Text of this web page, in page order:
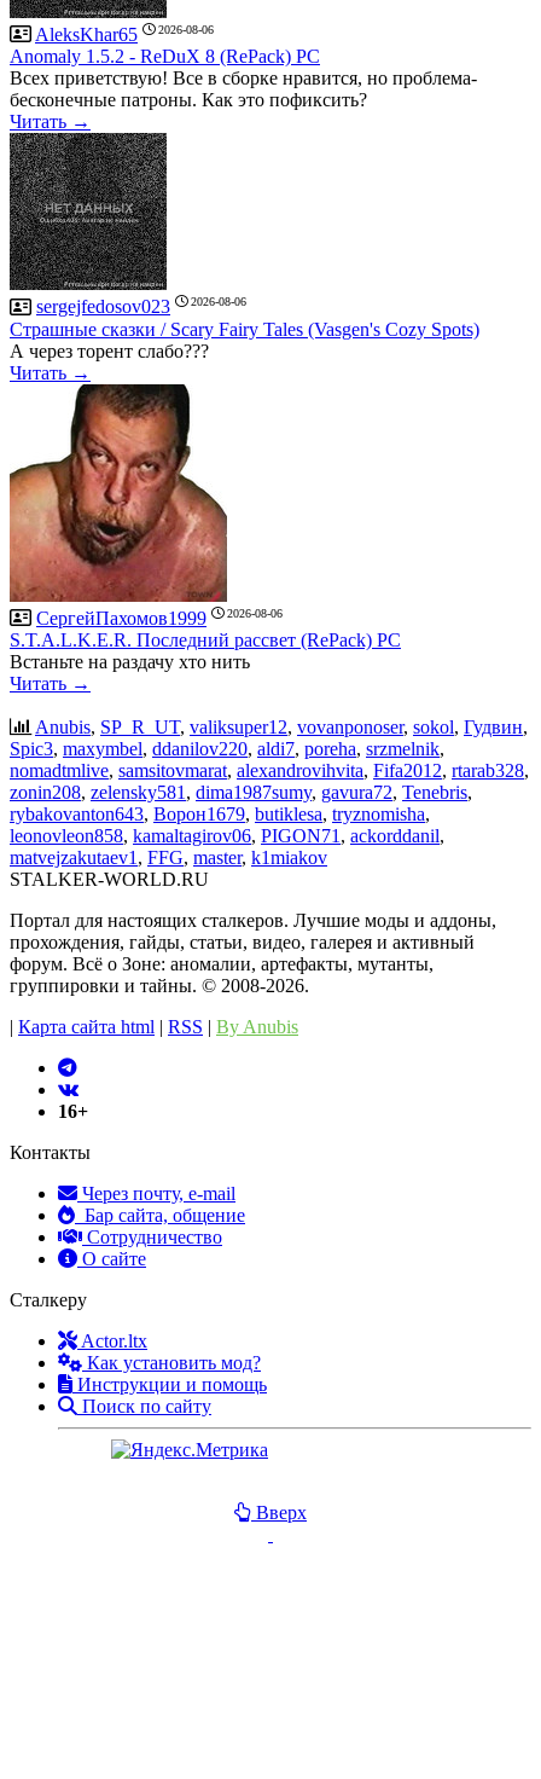
AleksKhar65 2026-08-06
Anomaly 1.5.2 - ReDuX 8 (RePack) PC
Всех приветствую! Все в сборке нравится, но проблема-
бесконечные патроны. Как это пофиксить?
Читать →
sergejfedosov023 2026-08-06
Страшные сказки / Scary Fairy Tales (Vasgen's Cozy Spots)
А через торент слабо???
Читать →
СергейПахомов1999 2026-08-06
S.T.A.L.K.E.R. Последний рассвет (RePack) PC
Встаньте на раздачу хто нить
Читать →
Anubis, SP_R_UT, valiksuper12, vovanponoser, sokol, Гудвин,
Spic3, maxymbel, ddanilov220, aldi7, poreha, srzmelnik,
nomadtmlive, samsitovmarat, alexandrovihvita, Fifa2012, rtarab328,
zonin208, zelensky581 , dima1987sumy, gavura72, Tenebris,
rybakovanton643, Ворон1679, butiklesa, tryznomisha,
leonovleon858, kamaltagirov06, PIGON71 , ackorddanil,
matvejzakutaev1 , FFG, master, k1miakov
STALKER-WORLD.RU
Портал для настоящих сталкеров. Лучшие моды и аддоны,
прохождения, гайды, статьи, видео, галерея и активный
форум. Всё о Зоне: аномалии, артефакты, мутанты,
группировки и тайны. ©️ 2008-2026.
| Карта сайта html | RSS | By Anubis
16+
Контакты
Через почту, e-mail
Бар сайта, общение
Сотрудничество
О сайте
Сталкеру
Actor.ltx
Как установить мод?
Инструкции и помощь
Поиск по сайту
Вверх